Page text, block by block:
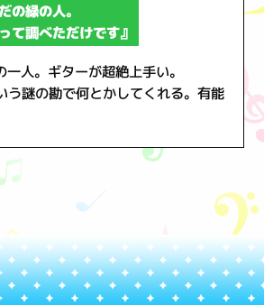
の緑の人。
て調べただけです』
人。ギターが超絶上手い。
う謎の勘で何とかしてくれる。有能